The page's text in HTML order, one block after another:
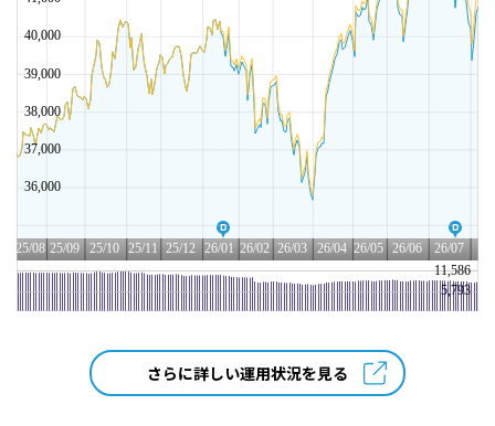
さらに詳しい運用状況を見る